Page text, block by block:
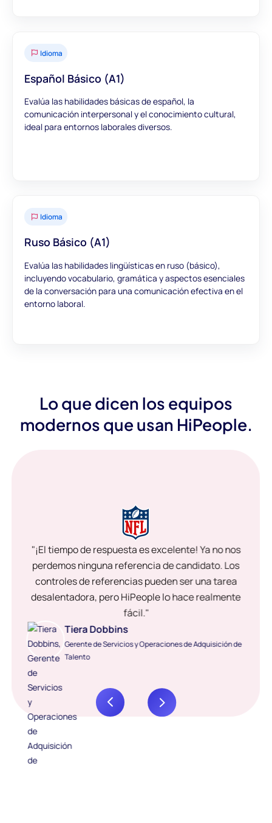
Idioma
Español Básico (A1)
Evalúa las habilidades básicas de español, la
comunicación interpersonal y el conocimiento cultural,
ideal para entornos laborales diversos.
Idioma
Ruso Básico (A1)
Evalúa las habilidades lingüísticas en ruso (básico),
incluyendo vocabulario, gramática y aspectos esenciales
de la conversación para una comunicación efectiva en el
entorno laboral.
Lo que dicen los equipos
modernos que usan HiPeople.
"¡El tiempo de respuesta es excelente! Ya no nos
perdemos ninguna referencia de candidato. Los
controles de referencias pueden ser una tarea
desalentadora, pero HiPeople lo hace realmente
fácil."
Tiera Dobbins
Gerente de Servicios y Operaciones de Adquisición de
Talento